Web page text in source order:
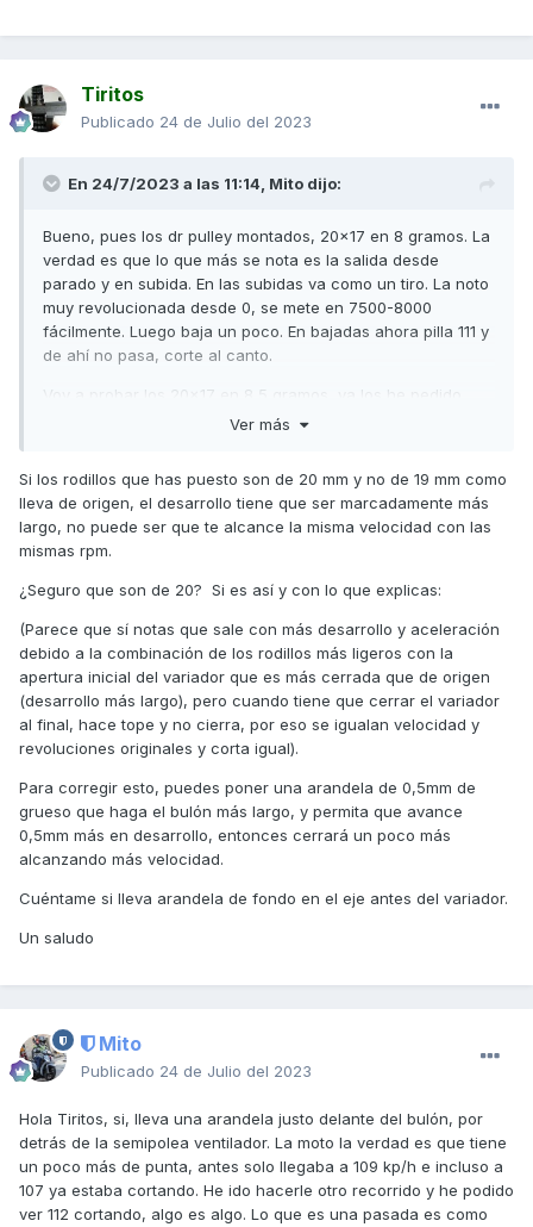
Tiritos
Publicado 24 de Julio del 2023
En 24/7/2023 a las 11:14, Mito dijo:
Bueno, pues los dr pulley montados, 20x17 en 8 gramos. La
verdad es que lo que más se nota es la salida desde
parado y en subida. En las subidas va como un tiro. La noto
muy revolucionada desde 0, se mete en 7500-8000
fácilmente. Luego baja un poco. En bajadas ahora pilla 111 y
de ahí no pasa, corte al canto.
Voy a probar los 20x17 en 8,5 gramos, ya los he pedido,
por qué quizás sea lo que busque, que salga más tranquila
Iré contando que tal va hasta que reciba los otros
Ver más
Si los rodillos que has puesto son de 20 mm y no de 19 mm como
lleva de origen, el desarrollo tiene que ser marcadamente más
largo, no puede ser que te alcance la misma velocidad con las
mismas rpm.
¿Seguro que son de 20? Si es así y con lo que explicas:
(Parece que sí notas que sale con más desarrollo y aceleración
debido a la combinación de los rodillos más ligeros con la
apertura inicial del variador que es más cerrada que de origen
(desarrollo más largo), pero cuando tiene que cerrar el variador
al final, hace tope y no cierra, por eso se igualan velocidad y
revoluciones originales y corta igual).
Para corregir esto, puedes poner una arandela de 0,5mm de
grueso que haga el bulón más largo, y permita que avance
0,5mm más en desarrollo, entonces cerrará un poco más
alcanzando más velocidad.
Cuéntame si lleva arandela de fondo en el eje antes del variador.
Un saludo
Mito
Publicado 24 de Julio del 2023
Hola Tiritos, si, lleva una arandela justo delante del bulón, por
detrás de la semipolea ventilador. La moto la verdad es que tiene
un poco más de punta, antes solo llegaba a 109 kp/h e incluso a
107 ya estaba cortando. He ido hacerle otro recorrido y he podido
ver 112 cortando, algo es algo. Lo que es una pasada es como